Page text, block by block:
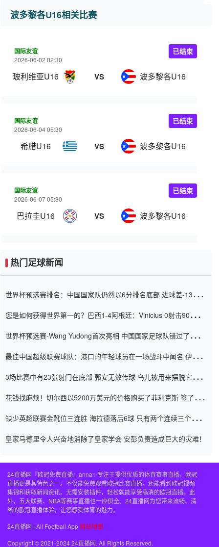
波多黎各U16相关比赛
国际友谊
2026-06-02 02:30
玻利维亚U16 VS 波多黎各U16
已结束
国际友谊
2026-06-04 05:30
希腊U16 VS 波多黎各U16
已结束
国际友谊
2026-06-07 05:30
巴拉圭U16 VS 波多黎各U16
已结束
热门足球新闻
世界杯预选赛排名：中国国家队仍然以6分排名底部 进球差-13令人
您是如何获得世界第一的？巴西1-4阿根廷：Vinicius 0射击90分钟
世界杯预选赛-Wang Yudong首次亮相 中国国家足球队错过了世界
最佳中国超级联赛球队：港口的年轻球员在一场战斗中闻名 伊万放
3场比赛中有23张射门在底部 郭安无效传球 鸟儿被用来摆脱它
花钱找麻烦！切尔西以5200万美元的价格购买了菲利克斯 签了7年
缺少英超联赛金靴位三连胜 海拉德落后6球 只有两个连续三个连续
皇家马德里令人兴奋地消除了皇家学会 安彭负责造成巨大的灾难！
24直播网『欧冠免费直播』anna✨专注于提供优质的体育赛事直播，欧冠
直播更是其特色之一。不仅能免费观看欧冠比赛直播，还能看到欧冠视频
集锦和获取新闻资讯。无需安装插件，轻松就能享受高清的欧冠直播。此
外，五大联赛、NBA等赛事直播也一应俱全。24直播网为您带来流畅、清
晰的欧冠直播体验，让您感受体育的魅力。
24直播网 | All Football App 网站地图
Copyright © 2021-2024 24直播网. All Rights Reserved.